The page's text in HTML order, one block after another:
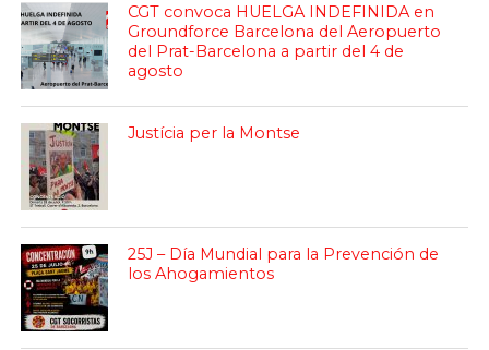
CGT convoca HUELGA INDEFINIDA en
Groundforce Barcelona del Aeropuerto
del Prat-Barcelona a partir del 4 de
agosto
Justícia per la Montse
25J – Día Mundial para la Prevención de
los Ahogamientos